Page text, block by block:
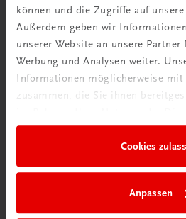
können und die Zugriffe auf
Außerdem geben wir
unserer Website an unsere
Werbung und Analysen weiter.
Informationen möglicherweise mit
zusammen, die Sie ihnen
Cookies
Anpassen
mehr erfahren
TRAUNER Verlag +
Köglstraße 14 |
Tel.:+43 732
WhatsApp:+43 664